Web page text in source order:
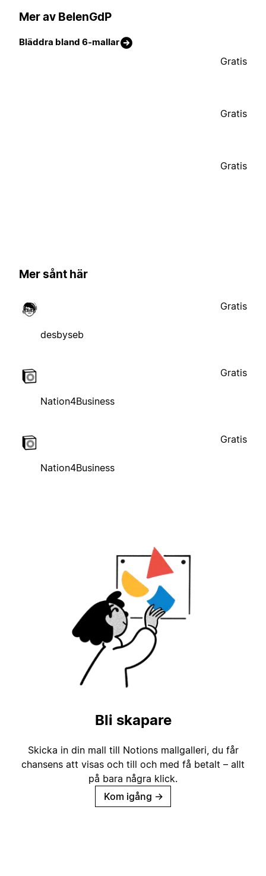
Mer av BelenGdP
Bläddra bland 6-mallar
Gratis
Gratis
Gratis
Mer sånt här
desbyseb
Gratis
Nation4Business
Gratis
Nation4Business
Gratis
Bli skapare
Skicka in din mall till Notions mallgalleri, du får
chansens att visas och till och med få betalt – allt
på bara några klick.
Kom igång →